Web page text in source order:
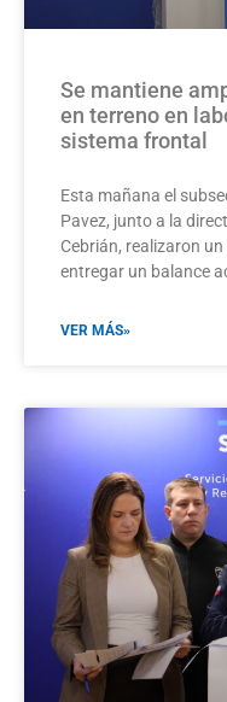
Se mantiene
en terreno en
sistema frontal
Esta mañana el
Pavez, junto a la
Cebrián, realizaron
entregar un balance
VER MÁS»